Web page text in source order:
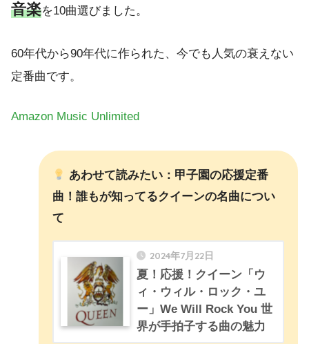
音楽を10曲選びました。
60年代から90年代に作られた、今でも人気の衰えない
定番曲です。
Amazon Music Unlimited
あわせて読みたい：甲子園の応援定番
曲！誰もが知ってるクイーンの名曲につい
て
2024年7月22日
夏！応援！クイーン「ウ
ィ・ウィル・ロック・ユ
ー」We Will Rock You 世
界が手拍子する曲の魅力